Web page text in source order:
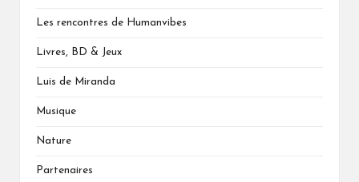
Les rencontres de Humanvibes
Livres, BD & Jeux
Luis de Miranda
Musique
Nature
Partenaires